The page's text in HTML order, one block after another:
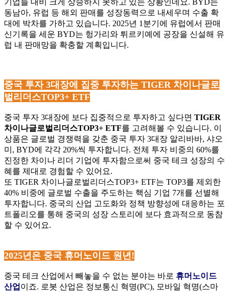
동남아, 유럽 등 해외 판매를 성장동력으로 내세우며 수출 확
대에 박차를 가하고 있습니다. 2025년 1분기에 유럽에서 판매
신기록을 세운 BYD는 헝가리와 튀르키예에 공장을 신설해 유
럽 내 판매망을 확충할 계획입니다.
중국 투자 3대장에 집중 투자하는 TIGER 차이나글로
벌리더스TOP3+ ETF
중국 투자 3대장에 보다 집중적으로 투자하고 싶다면 TIGER
차이나글로벌리더스TOP3+ ETF를 고려해볼 수 있습니다. 이
상품은 글로벌 경쟁력을 갖춘 중국 투자 3대장 알리바바, 샤오
미, BYD에 각각 20%씩 투자합니다. 전체 투자 비중의 60%를
진정한 차이나 리더 기업에 투자함으로써 중국 테크 성장의 수
혜를 제대로 경험할 수 있어요.
또 TIGER 차이나글로벌리더스TOP3+ ETF는 TOP3를 제외한
40% 비중에 글로벌 수출을 주도하는 핵심 기업 7개를 선별해
투자합니다. 중국의 산업 고도화와 정책 방향성에 대응하는 포
트폴리오를 통해 중국의 성장 스토리에 보다 효과적으로 동참
할 수 있어요.
2025년은 중국 휴머노이드 원년!
중국 테크 산업에서 빼놓을 수 없는 분야는 바로 휴머노이드
산업 이죠. 로봇 산업은 정보통신 혁명(PC), 모바일 혁명(스마